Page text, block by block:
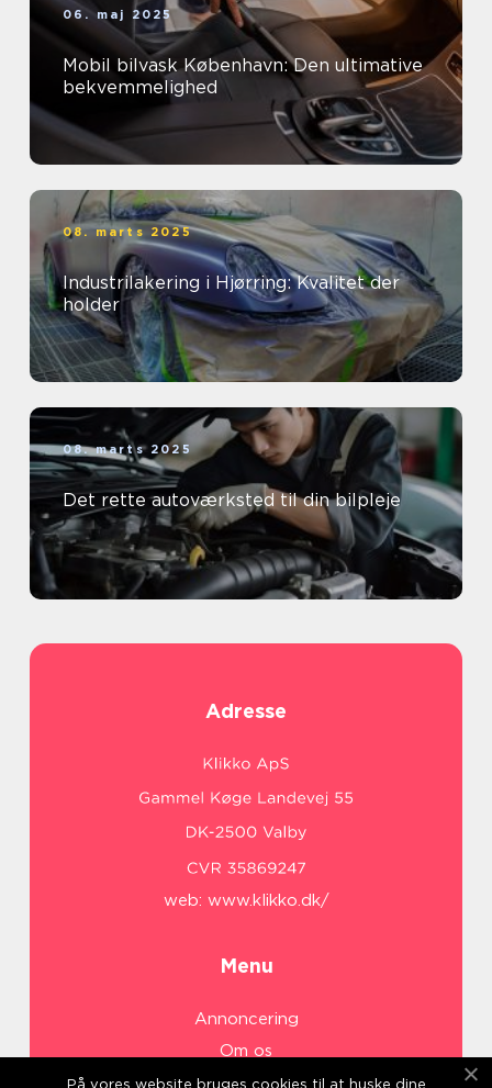
06. maj 2025
Mobil bilvask København: Den ultimative
bekvemmelighed
08. marts 2025
Industrilakering i Hjørring: Kvalitet der
holder
08. marts 2025
Det rette autoværksted til din bilpleje
Adresse
web: www.klikko.dk/
Menu
Annoncering
Om os
Cookies
På vores website bruges cookies til at huske dine